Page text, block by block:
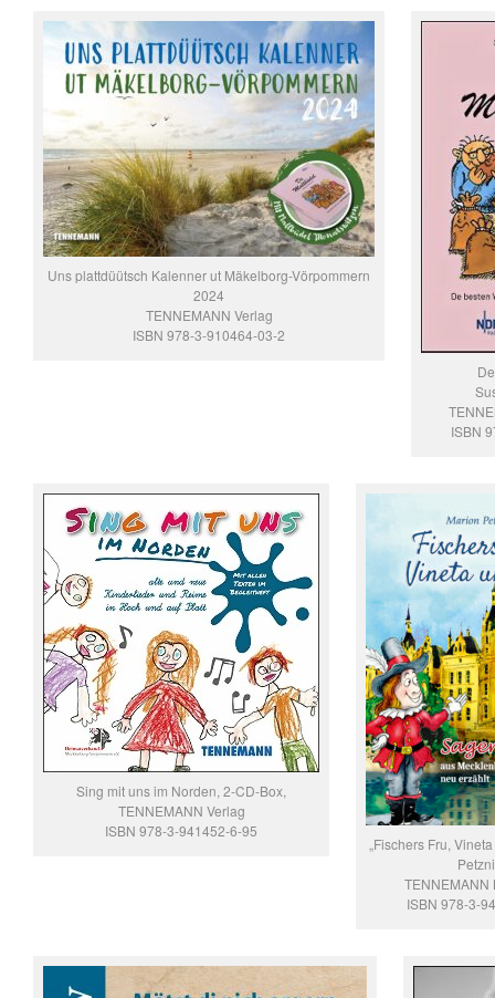
Uns plattdüütsch Kalenner ut Mäkelborg-Vörpommern
2024
TENNEMANN Verlag
ISBN 978-3-910464-03-2
ISBN
Sing mit uns im Norden, 2-CD-Box,
TENNEMANN Verlag
ISBN 978-3-941452-6-95
„Fischers Fru,
TENNEMANN
ISBN 978-3-